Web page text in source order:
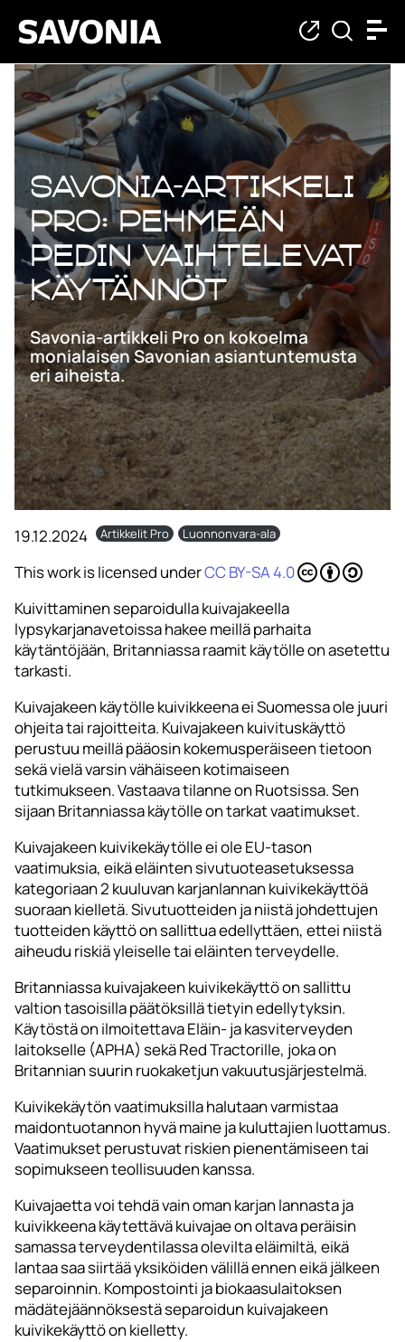
Savonia-artikkeli
Pro: Pehmeän
pedin vaihtelevat
käytännöt
Savonia-artikkeli Pro on kokoelma
monialaisen Savonian asiantuntemusta
eri aiheista.
19.12.2024 Artikkelit Pro Luonnonvara-ala
This work is licensed underCC BY-SA 4.0
Kuivittaminen separoidulla kuivajakeella
lypsykarjanavetoissa hakee meillä parhaita
käytäntöjään, Britanniassa raamit käytölle on asetettu
tarkasti.
Kuivajakeen käytölle kuivikkeena ei Suomessa ole juuri
ohjeita tai rajoitteita. Kuivajakeen kuivituskäyttö
perustuu meillä pääosin kokemusperäiseen tietoon
sekä vielä varsin vähäiseen kotimaiseen
tutkimukseen. Vastaava tilanne on Ruotsissa. Sen
sijaan Britanniassa käytölle on tarkat vaatimukset.
Kuivajakeen kuivikekäytölle ei ole EU-tason
vaatimuksia, eikä eläinten sivutuoteasetuksessa
kategoriaan 2 kuuluvan karjanlannan kuivikekäyttöä
suoraan kielletä. Sivutuotteiden ja niistä johdettujen
tuotteiden käyttö on sallittua edellyttäen, ettei niistä
aiheudu riskiä yleiselle tai eläinten terveydelle.
Britanniassa kuivajakeen kuivikekäyttö on sallittu
valtion tasoisilla päätöksillä tietyin edellytyksin.
Käytöstä on ilmoitettava Eläin- ja kasviterveyden
laitokselle (APHA) sekä Red Tractorille, joka on
Britannian suurin ruokaketjun vakuutusjärjestelmä.
Kuivikekäytön vaatimuksilla halutaan varmistaa
maidontuotannon hyvä maine ja kuluttajien luottamus.
Vaatimukset perustuvat riskien pienentämiseen tai
sopimukseen teollisuuden kanssa.
Kuivajaetta voi tehdä vain oman karjan lannasta ja
kuivikkeena käytettävä kuivajae on oltava peräisin
samassa terveydentilassa olevilta eläimiltä, eikä
lantaa saa siirtää yksiköiden välillä ennen eikä jälkeen
separoinnin. Kompostointi ja biokaasulaitoksen
mädätejäännöksestä separoidun kuivajakeen
kuivikekäyttö on kielletty.